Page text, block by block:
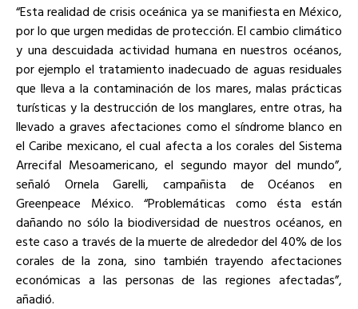
“Esta realidad de crisis oceánica ya se manifiesta en México,
por lo que urgen medidas de protección. El cambio climático
y una descuidada actividad humana en nuestros océanos,
por ejemplo el tratamiento inadecuado de aguas residuales
que lleva a la contaminación de los mares, malas prácticas
turísticas y la destrucción de los manglares, entre otras, ha
llevado a graves afectaciones como el síndrome blanco en
el Caribe mexicano, el cual afecta a los corales del Sistema
Arrecifal Mesoamericano, el segundo mayor del mundo”,
señaló Ornela Garelli, campañista de Océanos en
Greenpeace México. “Problemáticas como ésta están
dañando no sólo la biodiversidad de nuestros océanos, en
este caso a través de la muerte de alrededor del 40% de los
corales de la zona, sino también trayendo afectaciones
económicas a las personas de las regiones afectadas”,
añadió.